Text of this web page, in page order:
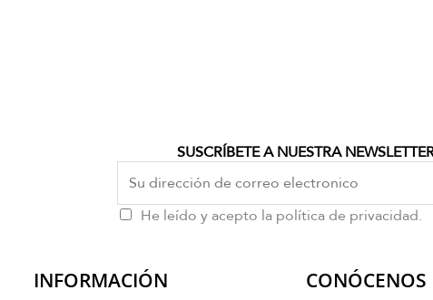
SUSCRÍBETE A NUESTRA
He leído y acepto la política de privacidad.
INFORMACIÓN CONÓCENOS